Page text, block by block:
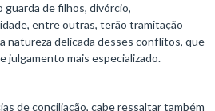
de filhos, divórcio,
entre outras, terão tramitação
natureza delicada desses conflitos, que
julgamento mais especializado.
de conciliação, cabe ressaltar também